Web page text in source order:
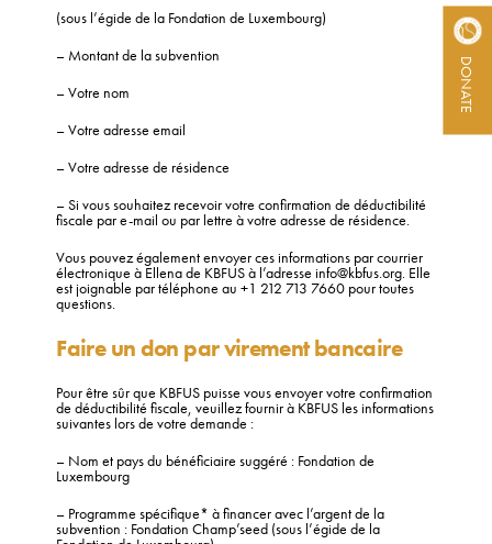
DONATE
(sous l’égide de la Fondation de Luxembourg)
– Montant de la subvention
– Votre nom
– Votre adresse email
– Votre adresse de résidence
– Si vous souhaitez recevoir votre confirmation de déductibilité
fiscale par e-mail ou par lettre à votre adresse de résidence.
Vous pouvez également envoyer ces informations par courrier
électronique à Ellena de KBFUS à l’adresse info@kbfus.org. Elle
est joignable par téléphone au +1 212 713 7660 pour toutes
questions.
Faire un don par virement bancaire
Pour être sûr que KBFUS puisse vous envoyer votre confirmation
de déductibilité fiscale, veuillez fournir à KBFUS les informations
suivantes lors de votre demande :
– Nom et pays du bénéficiaire suggéré : Fondation de
Luxembourg
– Programme spécifique* à financer avec l’argent de la
subvention : Fondation Champ’seed (sous l’égide de la